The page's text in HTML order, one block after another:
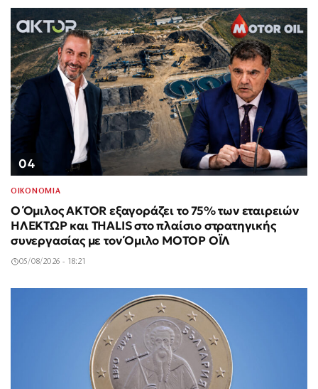
04
ΟΙΚΟΝΟΜΙΑ
Ο Όμιλος AKTOR εξαγοράζει το 75% των εταιρειών
ΗΛΕΚΤΩΡ και THALIS στο πλαίσιο στρατηγικής
συνεργασίας με τον Όμιλο ΜΟΤΟΡ ΟΪΛ
05/08/2026 - 18:21